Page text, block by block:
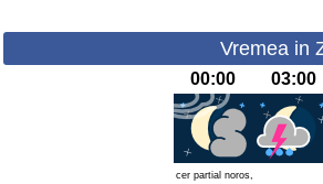
Vremea in
00:00 03:00
cer partial noros,